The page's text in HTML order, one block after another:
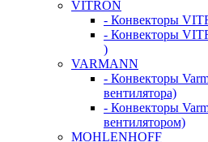
VITRON
- Конвекторы
- Конвекторы
)
VARMANN
- Конвекторы
вентилятора)
- Конвекторы
вентилятором)
MOHLENHOFF